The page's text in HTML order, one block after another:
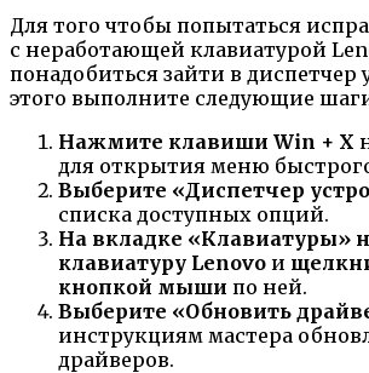
Для того чтобы попытаться
с неработающей клавиатурой
понадобиться зайти в диспетчер
этого выполните следующие
Нажмите клавиши Win + X
для открытия меню
Выберите «Диспетчер
списка доступных опций.
На вкладке «Клавиатуры»
клавиатуру Lenovo и
кнопкой мыши по ней.
Выберите «Обновить
инструкциям мастера
драйверов.